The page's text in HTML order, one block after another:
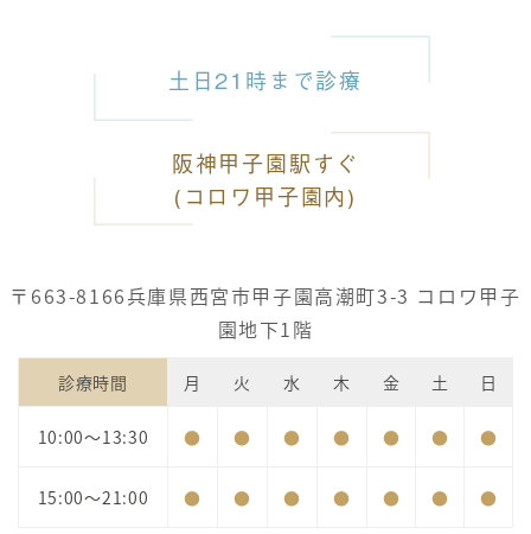
土日21時まで診療
阪神甲子園駅すぐ
(コロワ甲子園内)
〒663-8166兵庫県西宮市甲子園高潮町3-3 コロワ甲子
園地下1階
診療時間 月 火 水 木 金 土 日
10:00～13:30 ● ● ● ● ● ● ●
15:00～21:00 ● ● ● ● ● ● ●